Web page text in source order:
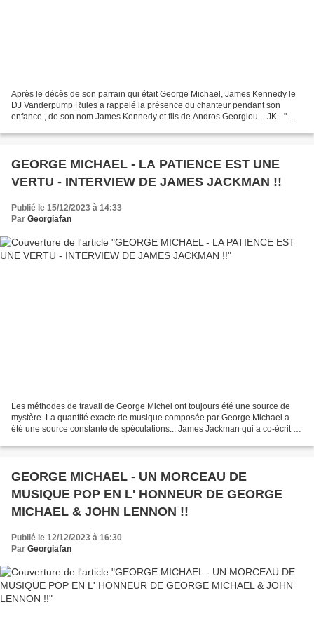
Après le décès de son parrain qui était George Michael, James Kennedy le
DJ Vanderpump Rules a rappelé la présence du chanteur pendant son
enfance , de son nom James Kennedy et fils de Andros Georgiou. - JK - "
GEORGE MICHAEL - LA PATIENCE EST UNE
VERTU - INTERVIEW DE JAMES JACKMAN !!
Publié le 15/12/2023 à 14:33
Par Georgiafan
Les méthodes de travail de George Michel ont toujours été une source de
mystère. La quantité exacte de musique composée par George Michael a
été une source constante de spéculations... James Jackman qui a co-écrit et
GEORGE MICHAEL - UN MORCEAU DE
MUSIQUE POP EN L' HONNEUR DE GEORGE
MICHAEL & JOHN LENNON !!
Publié le 12/12/2023 à 16:30
Par Georgiafan